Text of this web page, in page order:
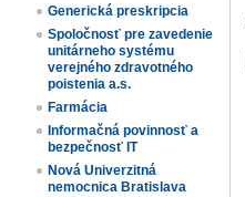
Generická preskripcia
Spoločnosť pre zavedenie
unitárneho systému
verejného zdravotného
poistenia a.s.
Farmácia
Informačná povinnosť a
bezpečnosť IT
Nová Univerzitná
nemocnica Bratislava